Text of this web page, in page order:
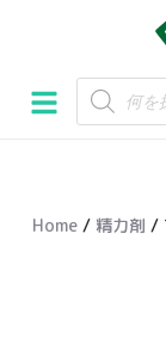
ン
テ
スHome / 精力剤 /